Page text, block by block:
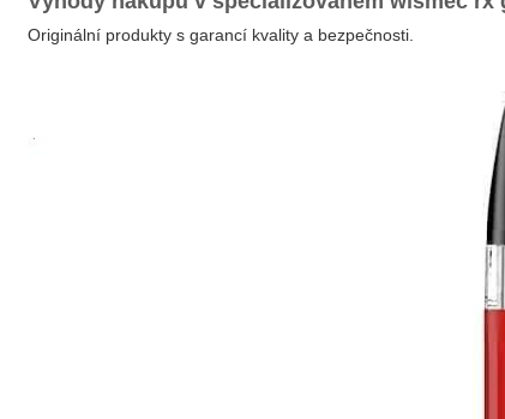
Originální produkty s garancí kvality a bezpečnosti.